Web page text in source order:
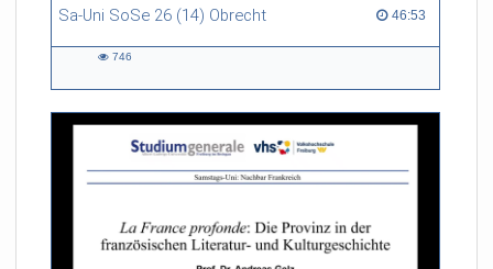
Sa-Uni SoSe 26 (14) Obrecht 46:53
46:53 duration
746